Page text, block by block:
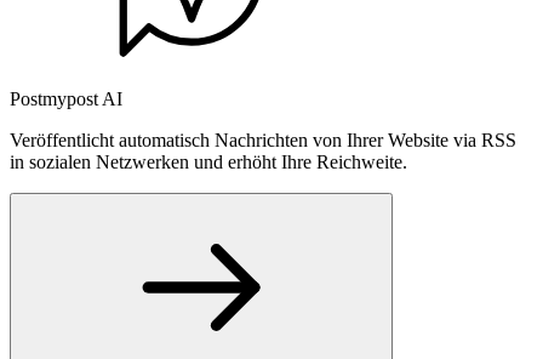
Postmypost AI
Veröffentlicht automatisch Nachrichten von Ihrer Website via RSS
in sozialen Netzwerken und erhöht Ihre Reichweite.